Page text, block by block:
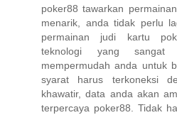
poker88 tawarkan
menarik, anda tidak perlu
permainan judi kartu
teknologi yang sangat
mempermudah anda untuk
syarat harus terkoneksi
khawatir, data anda akan
terpercaya poker88. Tidak